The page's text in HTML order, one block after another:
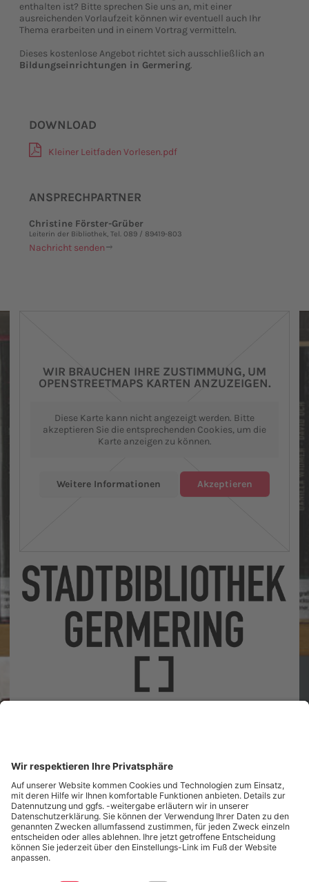
enthalten ist? Bitte sprechen Sie uns an, mit einer
ausreichenden Vorlaufzeit können wir eventuell auch Ihr
Thema erarbeiten und in einem Vortrag vermitteln.
Dieses kostenlose Angebot richtet sich ausschließlich an
Bildungseinrichtungen in Germering.
DOWNLOAD
Kleiner Leitfaden Vorlesen.pdf
ANSPRECHPARTNER
Christine Förster-Grüber
Leiterin der Bibliothek, Tel. 089 / 89419-803
Nachricht senden
WIR BRAUCHEN IHRE ZUSTIMMUNG, UM
OPENSTREETMAPS KARTEN ANZUZEIGEN.
Diese Karte kann nicht angezeigt werden. Bitte
akzeptieren Sie die entsprechenden Cookies, um die
Karte anzeigen zu können.
Weitere Informationen Akzeptieren
Tel.: (089) 89 419 800
Nachricht senden
Startseite Aktuelles Infos & Service